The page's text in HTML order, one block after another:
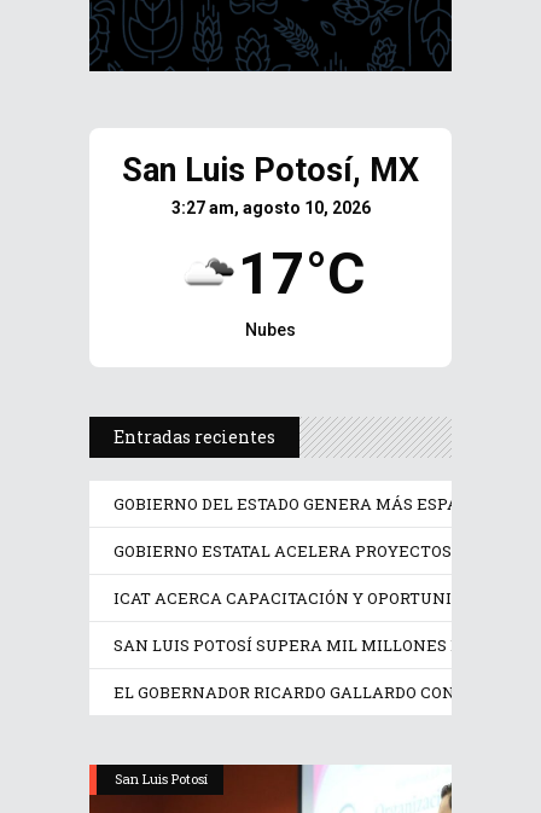
San Luis Potosí, MX
3:27 am, agosto 10, 2026
17°C
Nubes
Entradas recientes
GOBIERNO DEL ESTADO GENERA MÁS ESPACIOS
GOBIERNO ESTATAL ACELERA PROYECTOS
ICAT ACERCA CAPACITACIÓN Y OPORTUNIDADES
SAN LUIS POTOSÍ SUPERA MIL MILLONES DE
EL GOBERNADOR RICARDO GALLARDO CONSOLIDA
San Luis Potosí